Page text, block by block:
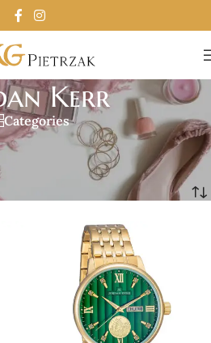
Kerr
Categories
Jordan Kerr /Strona 4